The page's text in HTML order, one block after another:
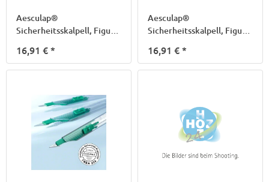
Aesculap®
Sicherheitsskalpell, Figur
16,91 €*
Aesculap®
Sicherheitsskalpell, Figur
16,91 €*